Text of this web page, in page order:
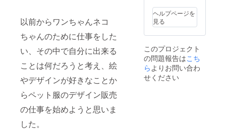
以前からワンちゃんネコ
ちゃんのために仕事をした
い、その中で自分に出来る
ことは何だろうと考え、絵
やデザインが好きなことか
らペット服のデザイン販売
の仕事を始めようと思いま
した。
インな
どに自
信がな
くても
です！
支援者
様と面
談を重
ね私た
ヘルプページを
見る
このプロジェクト
の問題報告はこち
らよりお問い合わ
せください